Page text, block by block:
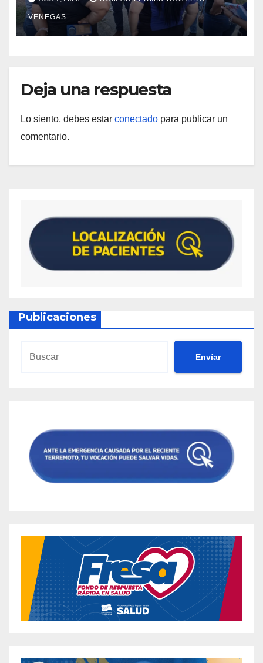
del Centro Psicofamiliar El Niño y
el Mar
VENEGAS
Deja una respuesta
Lo siento, debes estar conectado para publicar un
comentario.
Publicaciones
Envíar